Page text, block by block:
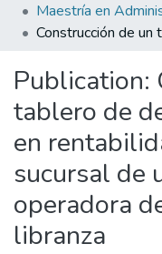
All of DSpace
Publication:
tablero de
en
sucursal de
operadora
libranza